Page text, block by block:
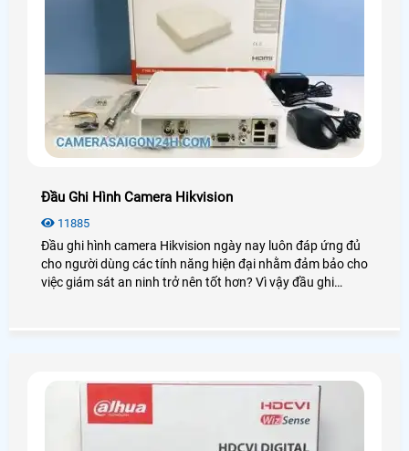
Đầu Ghi Hình Camera Hikvision
11885
Đầu ghi hình camera Hikvision ngày nay luôn đáp ứng đủ
cho người dùng các tính năng hiện đại nhằm đảm bảo cho
việc giám sát an ninh trở nên tốt hơn? Vì vậy đầu ghi